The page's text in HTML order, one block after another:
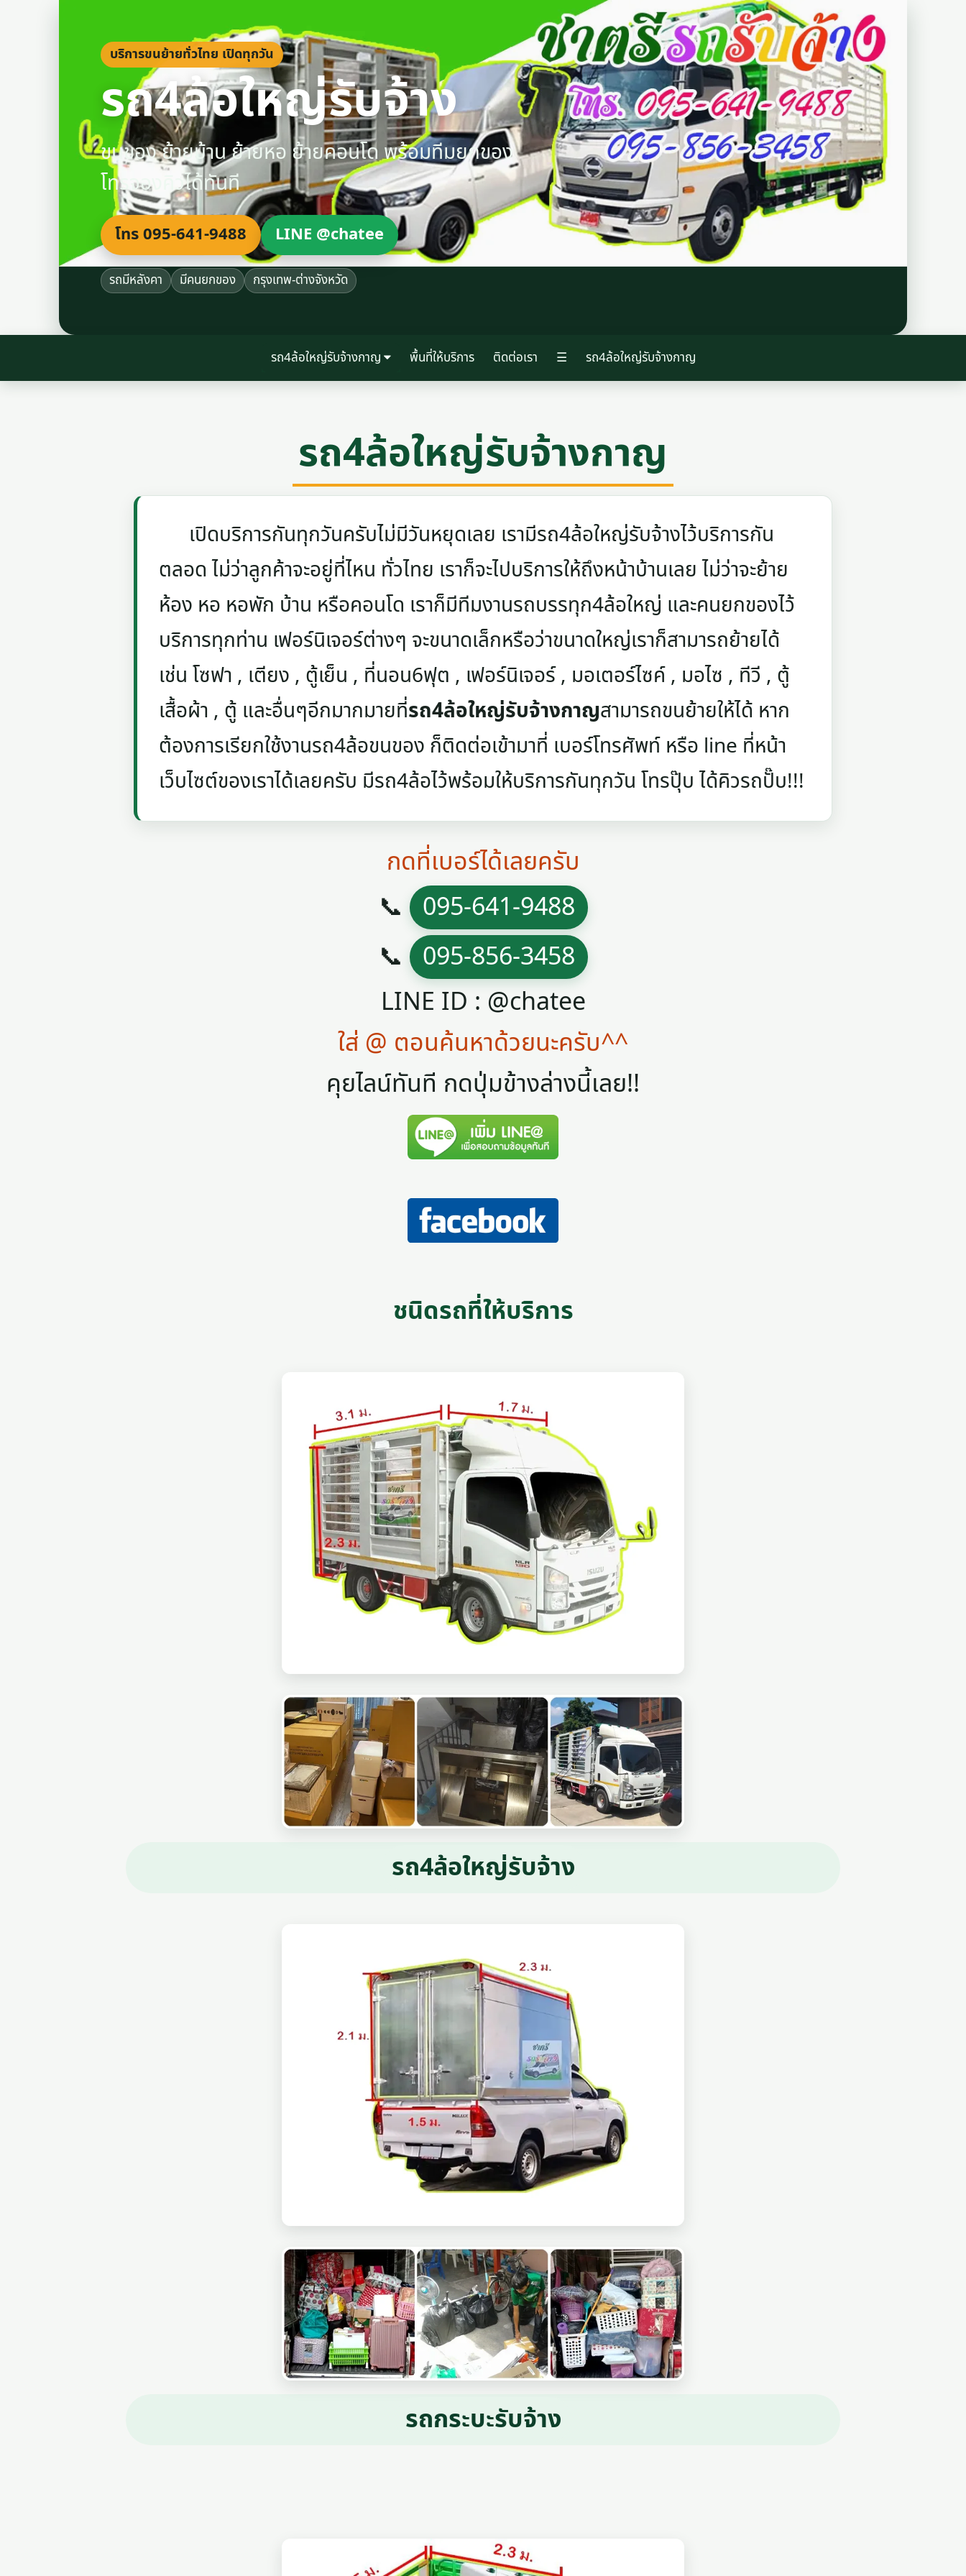
บริการขนย้ายทั่วไทย เปิดทุกวัน
รถ4ล้อใหญ่รับจ้าง
ขนของ ย้ายบ้าน ย้ายหอ ย้ายคอนโด พร้อมทีมยกของ
โทรจองคิวได้ทันที
โทร 095-641-9488 LINE @chatee
รถมีหลังคา มีคนยกของ กรุงเทพ-ต่างจังหวัด
รถ4ล้อใหญ่รับจ้างกาญ พื้นที่ให้บริการ ติดต่อเรา ☰ รถ4ล้อใหญ่รับจ้างกาญ
รถ4ล้อใหญ่รับจ้างกาญ
เปิดบริการกันทุกวันครับไม่มีวันหยุดเลย เรามีรถ4ล้อใหญ่รับจ้างไว้บริการกัน
ตลอด ไม่ว่าลูกค้าจะอยู่ที่ไหน ทั่วไทย เราก็จะไปบริการให้ถึงหน้าบ้านเลย ไม่ว่าจะย้าย
ห้อง หอ หอพัก บ้าน หรือคอนโด เราก็มีทีมงานรถบรรทุก4ล้อใหญ่ และคนยกของไว้
บริการทุกท่าน เฟอร์นิเจอร์ต่างๆ จะขนาดเล็กหรือว่าขนาดใหญ่เราก็สามารถย้ายได้
เช่น โซฟา , เตียง , ตู้เย็น , ที่นอน6ฟุต , เฟอร์นิเจอร์ , มอเตอร์ไซค์ , มอไซ , ทีวี , ตู้
เสื้อผ้า , ตู้ และอื่นๆอีกมากมายที่รถ4ล้อใหญ่รับจ้างกาญสามารถขนย้ายให้ได้ หาก
ต้องการเรียกใช้งานรถ4ล้อขนของ ก็ติดต่อเข้ามาที่ เบอร์โทรศัพท์ หรือ line ที่หน้า
เว็บไซต์ของเราได้เลยครับ มีรถ4ล้อไว้พร้อมให้บริการกันทุกวัน โทรปุ๊บ ได้คิวรถปั๊บ!!!
กดที่เบอร์ได้เลยครับ
📞
095-641-9488
📞
095-856-3458
LINE ID : @chatee
ใส่ @ ตอนค้นหาด้วยนะครับ^^
คุยไลน์ทันที กดปุ่มข้างล่างนี้เลย!!
ชนิดรถที่ให้บริการ
รถ4ล้อใหญ่รับจ้าง
รถกระบะรับจ้าง